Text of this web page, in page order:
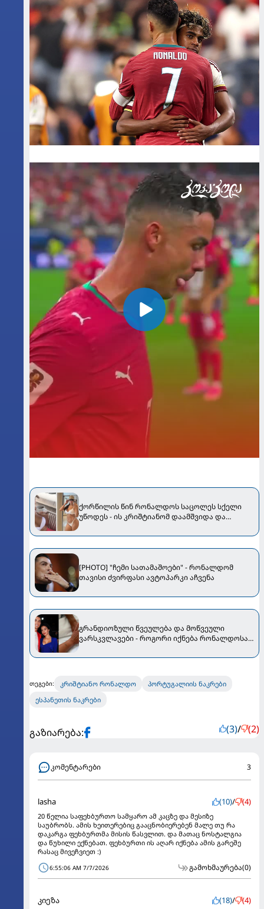
ქორწილის წინ რონალდოს საცოლეს სქელი
უწოდეს - ის კრიშტიანომ დაამშვიდა და
[PHOTO] "ჩემი სათამაშოები" - რონალდომ
თავისი ძვირფასი ავტოპარკი აჩვენა
გრანდიოზული წვეულება და მოწვეული
ვარსკვლავები - როგორი იქნება რონალდოსა
თეგები: კრიშტიანო რონალდო
პორტუგალიის ნაკრები
ესპანეთის ნაკრები
გაზიარება: (3)/ (2)
კომენტარები 3
lasha (10)/ (4)
20 წელია საფეხბურთო სამყარო ამ კაცზე და მესიზე
საუბრობს. ამის ხეითერებიც გააცნობიერებენ მალე თუ რა
დაკარგა ფეხბურთმა მისის წასვლით. და მათაც ნოსტალგია
და წუხილი ექნებათ. ფეხბურთი ის აღარ იქნება ამის გარეშე
რასაც მივეჩვიეთ :)
6:55:06 AM 7/7/2026 გამოხმაურება(0)
კიეზა (18)/ (4)